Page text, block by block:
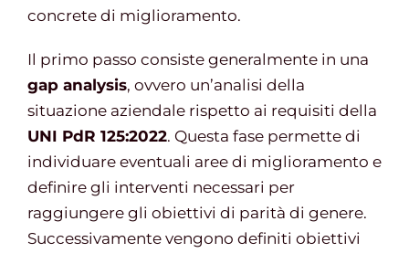
concrete di miglioramento.
Il primo passo consiste generalmente in una
gap analysis, ovvero un’analisi della
situazione aziendale rispetto ai requisiti della
UNI PdR 125:2022. Questa fase permette di
individuare eventuali aree di miglioramento e
definire gli interventi necessari per
raggiungere gli obiettivi di parità di genere.
Successivamente vengono definiti obiettivi